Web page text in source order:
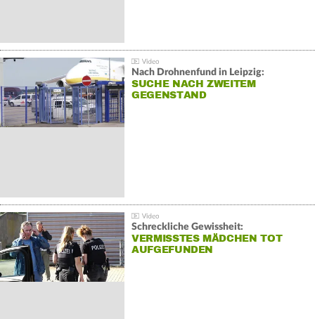
Nach Drohnenfund in Leipzig:
SUCHE NACH ZWEITEM
GEGENSTAND
Schreckliche Gewissheit:
VERMISSTES MÄDCHEN TOT
AUFGEFUNDEN